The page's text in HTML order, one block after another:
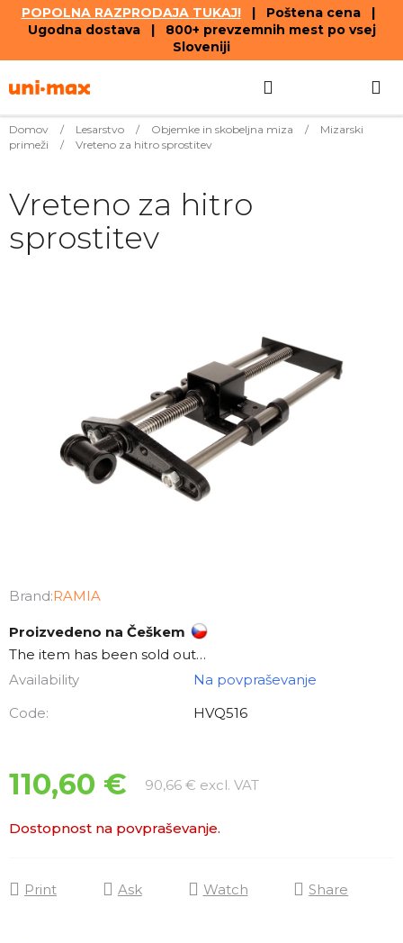
POPOLNA RAZPRODAJA TUKAJ!| Poštena cena |
Ugodna dostava | 800+ prevzemnih mest po vsej
Sloveniji
to
Domov / Lesarstvo / Objemke in skobeljna miza /
Mizarski
primeži
/ Vreteno za hitro sprostitev
Brand:RAMIA
Proizvedeno na Češkem
The item has been sold out…
Availability
Na povpraševanje
Code:
HVQ516
110,60 € 90,66 € excl. VATMeasure price:
Dostopnost na povpraševanje.
Print Ask Watch Share
Vreteno za hitro
sprostitev